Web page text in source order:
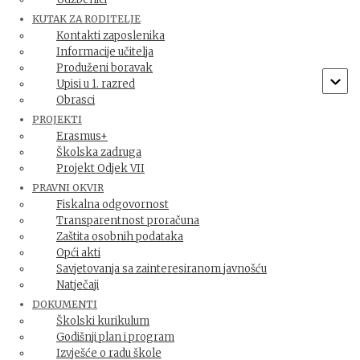
KUTAK ZA RODITELJE
Kontakti zaposlenika
Informacije učitelja
Produženi boravak
Upisi u 1. razred
Obrasci
PROJEKTI
Erasmus+
Školska zadruga
Projekt Odjek VII
PRAVNI OKVIR
Fiskalna odgovornost
Transparentnost proračuna
Zaštita osobnih podataka
Opći akti
Savjetovanja sa zainteresiranom javnošću
Natječaji
DOKUMENTI
Školski kurikulum
Godišnji plan i program
Izvješće o radu škole
Dana 22.11.2024. imali smo u školi posebnu gošću.
Simpatična šinterica Sanja Šikić Rupa iz Udruge Šinterice
dobra srca došla je učenicima 2. i 4. razreda održati
predavanje na temu „Briga o kućnim ljubimcima –
mačkama”. Učenici su iz šalice vadili papiriće na kojima
su bili napisani predmeti koje koriste mačke
Read more
ByMaja Treščec
LOKACIJA NA KARTI
Hestia | Developed by